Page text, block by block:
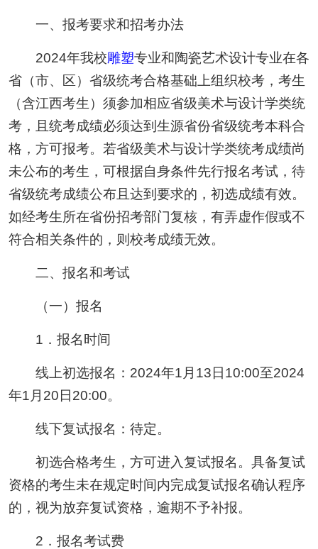
一、报考要求和招考办法
2024年我校雕塑专业和陶瓷艺术设计专业在各
省（市、区）省级统考合格基础上组织校考，考生
（含江西考生）须参加相应省级美术与设计学类统
考，且统考成绩必须达到生源省份省级统考本科合
格，方可报考。若省级美术与设计学类统考成绩尚
未公布的考生，可根据自身条件先行报名考试，待
省级统考成绩公布且达到要求的，初选成绩有效。
如经考生所在省份招考部门复核，有弄虚作假或不
符合相关条件的，则校考成绩无效。
二、报名和考试
（一）报名
1．报名时间
线上初选报名：2024年1月13日10:00至2024
年1月20日20:00。
线下复试报名：待定。
初选合格考生，方可进入复试报名。具备复试
资格的考生未在规定时间内完成复试报名确认程序
的，视为放弃复试资格，逾期不予补报。
2．报名考试费